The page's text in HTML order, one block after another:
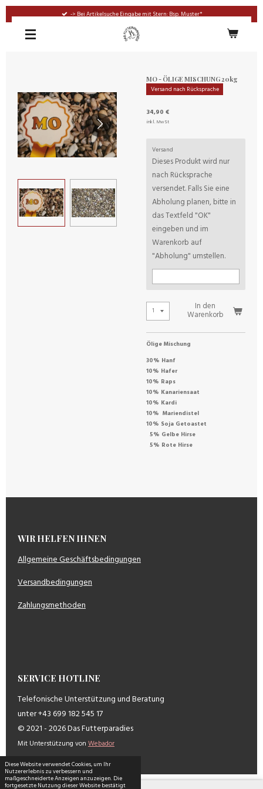
Diese Website verwendet Cookies, um Ihr
Nutzererlebnis zu verbessern und
maßgeschneiderte Anzeigen anzuzeigen. Die
fortgesetzte Nutzung dieser Website bestätigt
springen
-> Bei Artikelsuche Eingabe mit Stern: Bsp. Muster*
MO - ÖLIGE MISCHUNG 20kg
Versand nach Rücksprache
34,90 €
inkl. MwSt
Versand
Dieses Produkt wird nur
nach Rücksprache
versendet. Falls Sie eine
Abholung planen, bitte in
das Textfeld "OK"
eingeben und im
Warenkorb auf
"Abholung" umstellen.
In den
Warenkorb
Ölige Mischung
30% Hanf
10% Hafer
10% Raps
10% Kanariensaat
10% Kardi
10% Mariendistel
10% Soja Getoastet
5% Gelbe Hirse
5% Rote Hirse
WIR HELFEN IHNEN
Allgemeine Geschäftsbedingungen
Versandbedingungen
Zahlungsmethoden
SERVICE HOTLINE
Telefonische Unterstützung und Beratung
unter +43 699 182 545 17
© 2021 - 2026 Das Futterparadies
Mit Unterstützung von Webador